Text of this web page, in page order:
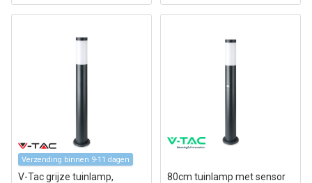
Verzending binnen 9-11 dagen
V-Tac grijze tuinlamp,
80cm tuinlamp met sensor